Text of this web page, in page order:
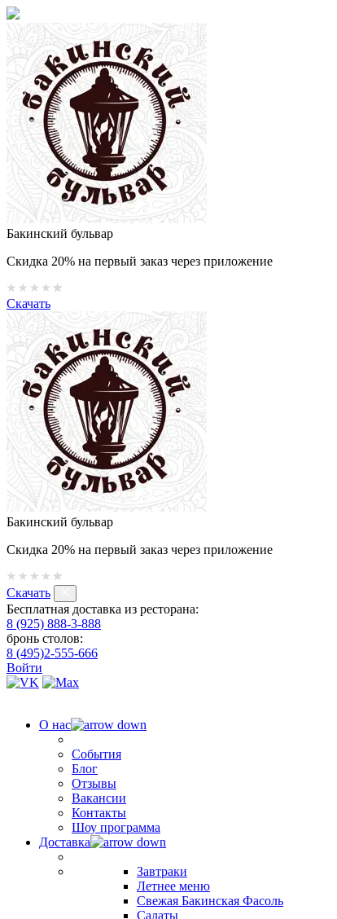
Бакинский бульвар
Скидка 20% на первый заказ через приложение
Скачать
Бакинский бульвар
Скидка 20% на первый заказ через приложение
Скачать
Бесплатная доставка из ресторана:
8 (925) 888-3-888
бронь столов:
8 (495)2-555-666
Войти
О нас
События
Блог
Отзывы
Вакансии
Контакты
Шоу программа
Доставка
Завтраки
Летнее меню
Свежая Бакинская Фасоль
Салаты